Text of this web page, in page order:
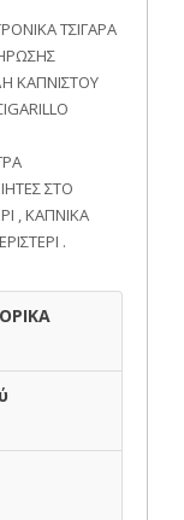
ΤΣΙΓΑΡΑ
ΚΑΠΝΙΣΤΟΥ
ΣΤΟ
, ΚΑΠΝΙΚΑ
.